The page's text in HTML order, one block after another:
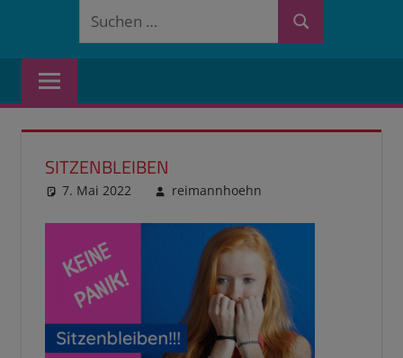
Suchen
Suchen
SITZENBLEIBEN
7. Mai 2022 reimannhoehn